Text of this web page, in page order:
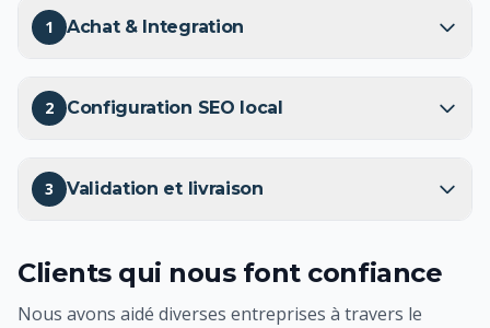
1 Achat & Integration
2 Configuration SEO local
3 Validation et livraison
Clients qui nous font confiance
Nous avons aidé diverses entreprises à travers le